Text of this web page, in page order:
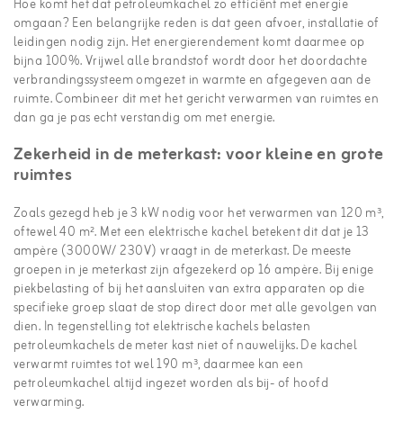
Hoe komt het dat petroleumkachel zo efficiënt met energie
omgaan? Een belangrijke reden is dat geen afvoer, installatie of
leidingen nodig zijn. Het energierendement komt daarmee op
bijna 100%. Vrijwel alle brandstof wordt door het doordachte
verbrandingssysteem omgezet in warmte en afgegeven aan de
ruimte. Combineer dit met het gericht verwarmen van ruimtes en
dan ga je pas echt verstandig om met energie.
Zekerheid in de meterkast: voor kleine en grote
ruimtes
Zoals gezegd heb je 3 kW nodig voor het verwarmen van 120 m³,
oftewel 40 m². Met een elektrische kachel betekent dit dat je 13
ampère (3000W/ 230V) vraagt in de meterkast. De meeste
groepen in je meterkast zijn afgezekerd op 16 ampère. Bij enige
piekbelasting of bij het aansluiten van extra apparaten op die
specifieke groep slaat de stop direct door met alle gevolgen van
dien. In tegenstelling tot elektrische kachels belasten
petroleumkachels de meter kast niet of nauwelijks. De kachel
verwarmt ruimtes tot wel 190 m³, daarmee kan een
petroleumkachel altijd ingezet worden als bij- of hoofd
verwarming.